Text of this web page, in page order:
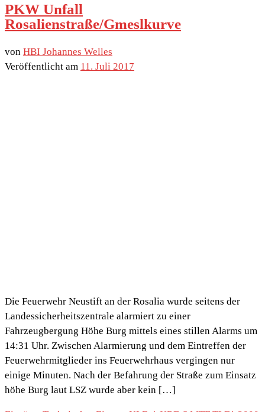
PKW Unfall
Rosalienstraße/Gmeslkurve
von HBI Johannes Welles
Veröffentlicht am 11. Juli 2017
Die Feuerwehr Neustift an der Rosalia wurde seitens der
Landessicherheitszentrale alarmiert zu einer
Fahrzeugbergung Höhe Burg mittels eines stillen Alarms um
14:31 Uhr. Zwischen Alarmierung und dem Eintreffen der
Feuerwehrmitglieder ins Feuerwehrhaus vergingen nur
einige Minuten. Nach der Befahrung der Straße zum Einsatz
höhe Burg laut LSZ wurde aber kein […]